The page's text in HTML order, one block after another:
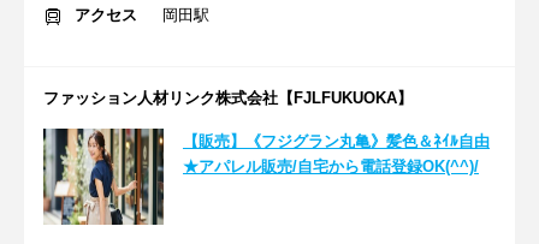
アクセス
岡田駅
ファッション人材リンク株式会社【FJLFUKUOKA】
【販売】《フジグラン丸亀》髪色＆ﾈｲﾙ自由
★アパレル販売/自宅から電話登録OK(^^)/